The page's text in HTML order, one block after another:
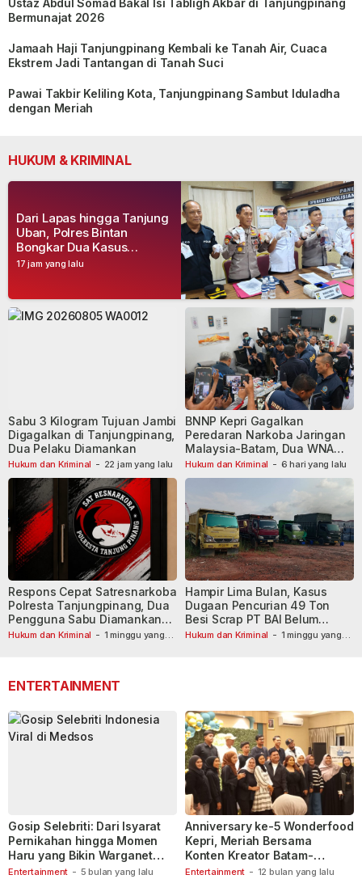
Bermunajat 2026
Jamaah Haji Tanjungpinang Kembali ke Tanah Air, Cuaca
Ekstrem Jadi Tantangan di Tanah Suci
Pawai Takbir Keliling Kota, Tanjungpinang Sambut Iduladha
dengan Meriah
HUKUM & KRIMINAL
17 jam yang lalu
Dari Lapas hingga Tanjung
Uban, Polres Bintan
Bongkar Dua Kasus
Narkoba, Empat Tersangka
Hukum dan Kriminal - 22 jam yang lalu
Sabu 3 Kilogram Tujuan Jambi
Digagalkan di Tanjungpinang,
Dua Pelaku Diamankan
Hukum dan Kriminal - 6 hari yang lalu
BNNP Kepri Gagalkan
Peredaran Narkoba Jaringan
Malaysia-Batam, Dua WNA
Masih Diburu
Hukum dan Kriminal - 1 minggu yang
Respons Cepat Satresnarkoba
Polresta Tanjungpinang, Dua
Pengguna Sabu Diamankan
Usai Dilaporkan ke Call Center
Hukum dan Kriminal - 1 minggu yang
Hampir Lima Bulan, Kasus
Dugaan Pencurian 49 Ton
Besi Scrap PT BAI Belum
Tetapkan Tersangka
ENTERTAINMENT
Entertainment - 5 bulan yang lalu
Gosip Selebriti: Dari Isyarat
Pernikahan hingga Momen
Haru yang Bikin Warganet
Berspekulasi
Entertainment - 12 bulan yang lalu
Anniversary ke-5 Wonderfood
Kepri, Meriah Bersama
Konten Kreator Batam-
Tanjungpinang